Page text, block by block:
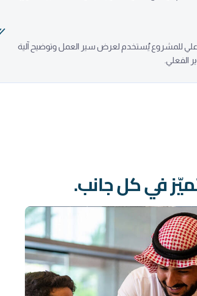
للمشروع يُستخدم لعرض سير العمل وتوضيح آلية
الفعلي.
في كل جانب.